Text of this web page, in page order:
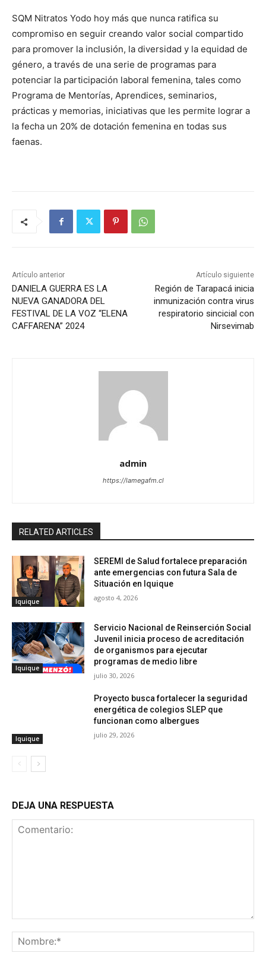
SQM Nitratos Yodo hoy más que nunca ratifica su
compromiso en seguir creando valor social compartido
para promover la inclusión, la diversidad y la equidad de
género, a través de una serie de programas para
potenciar la participación laboral femenina, tales como
Programa de Mentorías, Aprendices, seminarios,
prácticas y memorias, iniciativas que les permite lograr a
la fecha un 20% de dotación femenina en todas sus
faenas.
Artículo anterior
DANIELA GUERRA ES LA
NUEVA GANADORA DEL
FESTIVAL DE LA VOZ “ELENA
CAFFARENA” 2024
Artículo siguiente
Región de Tarapacá inicia
inmunización contra virus
respiratorio sincicial con
Nirsevimab
admin
https://lamegafm.cl
RELATED ARTICLES
Iquique
SEREMI de Salud fortalece preparación
ante emergencias con futura Sala de
Situación en Iquique
agosto 4, 2026
Iquique
Servicio Nacional de Reinserción Social
Juvenil inicia proceso de acreditación
de organismos para ejecutar
programas de medio libre
julio 30, 2026
Iquique
Proyecto busca fortalecer la seguridad
energética de colegios SLEP que
funcionan como albergues
julio 29, 2026
DEJA UNA RESPUESTA